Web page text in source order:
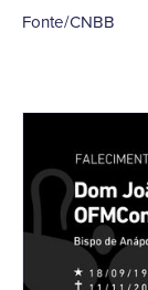
Fonte/CNBB